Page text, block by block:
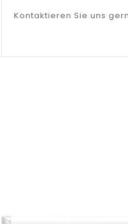
Kontaktieren Sie uns